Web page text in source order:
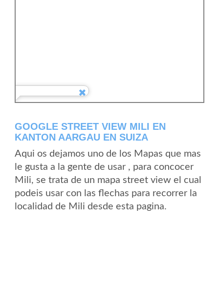
GOOGLE STREET VIEW MILI EN
KANTON AARGAU EN SUIZA
Aqui os dejamos uno de los Mapas que mas
le gusta a la gente de usar , para concocer
Mili, se trata de un mapa street view el cual
podeis usar con las flechas para recorrer la
localidad de Mili desde esta pagina.